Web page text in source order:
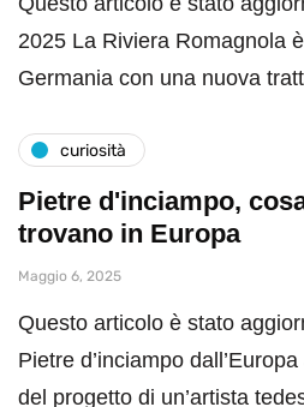
2025 La Riviera Romagnola
Germania con una nuova
curiosità
Pietre d'inciampo,
trovano in Europa
Maggio 6, 2025
Questo articolo è stato
Pietre d’inciampo
del progetto di un’artista